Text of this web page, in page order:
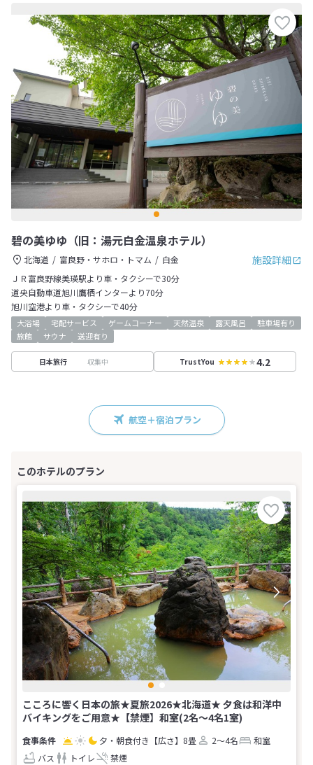
碧の美ゆゆ（旧：湯元白金温泉ホテル）
施設詳細
北海道 富良野・サホロ・トマム
白金
ＪＲ富良野線美瑛駅より車・タクシーで30分
道央自動車道旭川鷹栖インターより70分
旭川空港より車・タクシーで40分
大浴場 宅配サービス ゲームコーナー 天然温泉 露天風呂
駐車場有り
旅館
サウナ 送迎有り
日本旅行 収集中 TrustYou 4.2
航空＋宿泊プラン
こころに響く日本の旅★夏旅2026★北海道★ 夕食は和洋中
バイキングをご用意★【禁煙】和室(2名～4名1室)
夕・朝食付き 【広さ】8畳 2～4名
和室
バス
トイレ 禁煙